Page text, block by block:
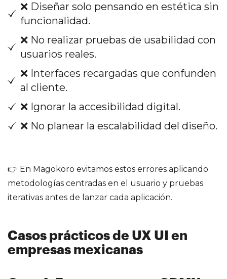
❌ Diseñar solo pensando en estética sin
funcionalidad.
❌ No realizar pruebas de usabilidad con
usuarios reales.
❌ Interfaces recargadas que confunden
al cliente.
❌ Ignorar la accesibilidad digital.
❌ No planear la escalabilidad del diseño.
👉 En Magokoro evitamos estos errores aplicando
metodologías centradas en el usuario y pruebas
iterativas antes de lanzar cada aplicación.
Casos prácticos de UX UI en
empresas mexicanas